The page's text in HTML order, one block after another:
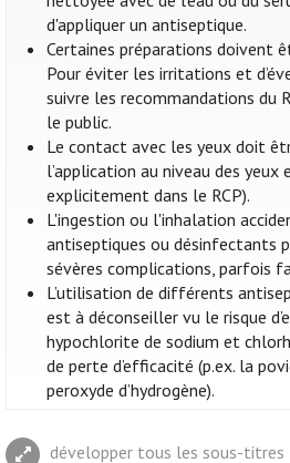
d'appliquer un antiseptique.
Certaines préparations doivent
Pour éviter les irritations et
suivre les recommandations du
le public.
Le contact avec les yeux doit
l’application au niveau des yeux
explicitement dans le RCP).
L'ingestion ou l'inhalation
antiseptiques ou désinfectants
sévères complications, parfois
L’utilisation de différents
est à déconseiller vu le risque
hypochlorite de sodium et
de perte d’efficacité (p.ex. la
peroxyde d’hydrogène).
développer tous les sous-titres